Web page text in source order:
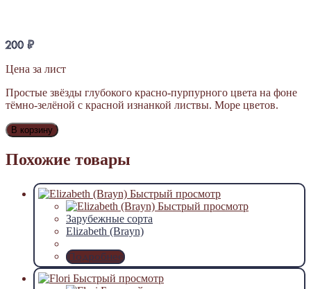
200₽
Цена за лист
Простые звёзды глубокого красно-пурпурного цвета на фоне
тёмно-зелёной с красной изнанкой листвы. Море цветов.
В корзину
Похожие товары
Быстрый просмотр
Быстрый просмотр
Зарубежные сорта
Elizabeth (Brayn)
Подробнее
Быстрый просмотр